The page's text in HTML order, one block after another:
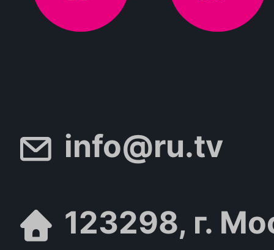
info@ru.tv
123298, г.